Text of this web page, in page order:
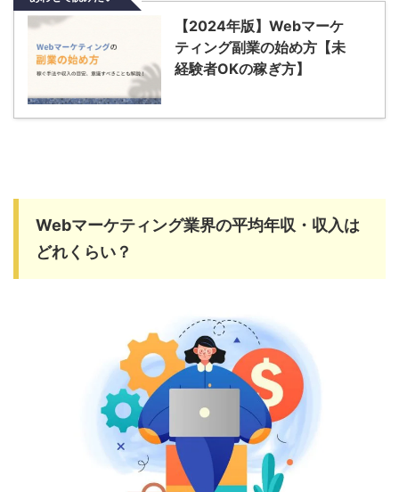
【2024年版】Webマーケ
ティング副業の始め方【未
経験者OKの稼ぎ方】
Webマーケティング業界の平均年収・収入は
どれくらい？